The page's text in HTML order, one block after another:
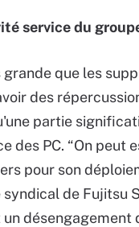
service du
que les
des
partie
des PC. “On peut
pour son
de Fujitsu